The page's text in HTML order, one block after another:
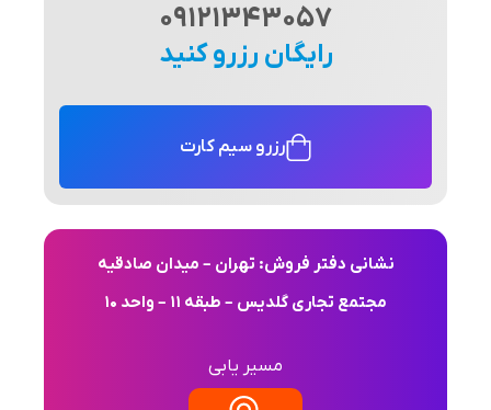
09121343057
رایگان رزرو کنید
رزرو سیم کارت
نشانی دفتر فروش: تهران – میدان صادقیه
مجتمع تجاری گلدیس – طبقه 11 – واحد 10
مسیر یابی